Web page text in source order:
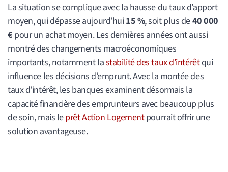
La situation se complique avec la hausse du taux d’apport
moyen, qui dépasse aujourd’hui15 %, soit plus de40 000
€ pour un achat moyen. Les dernières années ont aussi
montré des changements macroéconomiques
importants, notamment lastabilité des taux d’intérêtqui
influence les décisions d’emprunt. Avec la montée des
taux d’intérêt, les banques examinent désormais la
capacité financière des emprunteurs avec beaucoup plus
de soin, mais leprêt Action Logementpourrait offrir une
solution avantageuse.